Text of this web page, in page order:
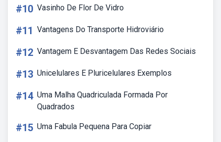
#10 Vasinho De Flor De Vidro
#11 Vantagens Do Transporte Hidroviário
#12 Vantagem E Desvantagem Das Redes Sociais
#13 Unicelulares E Pluricelulares Exemplos
#14 Uma Malha Quadriculada Formada Por
Quadrados
#15 Uma Fabula Pequena Para Copiar